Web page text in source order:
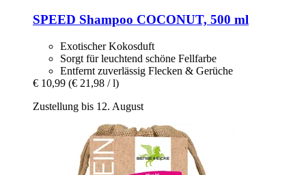
SPEED Shampoo COCONUT, 500 ml
Exotischer Kokosduft
Sorgt für leuchtend schöne Fellfarbe
Entfernt zuverlässig Flecken & Gerüche
€ 10,99 (€ 21,98 / l)
Zustellung bis 12. August